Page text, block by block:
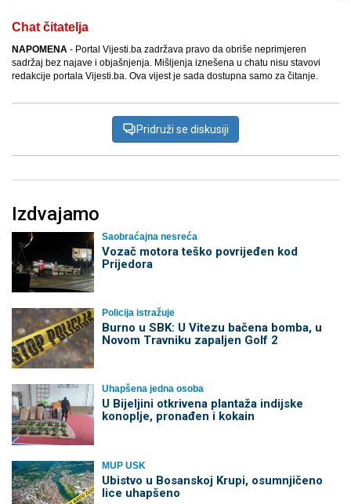
Chat čitatelja
NAPOMENA - Portal Vijesti.ba zadržava pravo da obriše neprimjeren
sadržaj bez najave i objašnjenja. Mišljenja iznešena u chatu nisu stavovi
redakcije portala Vijesti.ba. Ova vijest je sada dostupna samo za čitanje.
Pridruži se diskusiji
Izdvajamo
Saobraćajna nesreća
Vozač motora teško povrijeđen kod
Prijedora
Policija istražuje
Burno u SBK: U Vitezu bačena bomba, u
Novom Travniku zapaljen Golf 2
Uhapšena jedna osoba
​U Bijeljini otkrivena plantaža indijske
konoplje, pronađen i kokain
MUP USK
Ubistvo u Bosanskoj Krupi, osumnjičeno
lice uhapšeno